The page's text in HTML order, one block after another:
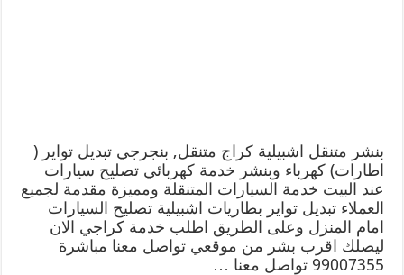
بنشر متنقل اشبيلية كراج متنقل, بنجرجي تبديل تواير (
اطارات) كهرباء وبنشر خدمة كهربائي تصليح سيارات
عند البيت خدمة السيارات المتنقلة ومميزة مقدمة لجميع
العملاء تبديل تواير بطاريات اشبيلية تصليح السيارات
امام المنزل وعلى الطريق اطلب خدمة كراجي الان
ليصلك اقرب بشر من موقعي تواصل معنا مباشرة
99007355 تواصل معنا …